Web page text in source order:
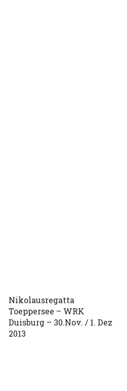
Nikolausregatta
Toeppersee – WRK
Duisburg – 30.Nov. / 1. Dez
2013